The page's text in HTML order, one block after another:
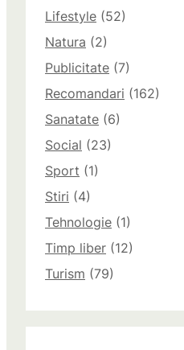
Lifestyle (52)
Natura (2)
Publicitate (7)
Recomandari (162)
Sanatate (6)
Social (23)
Sport (1)
Stiri (4)
Tehnologie (1)
Timp liber (12)
Turism (79)